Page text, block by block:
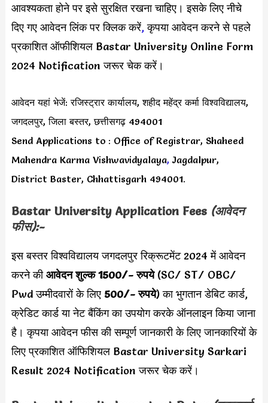
आवश्यकता होने पर इसे सुरक्षित रखना चाहिए। इसके लिए नीचे
दिए गए आवेदन लिंक पर क्लिक करें,कृपया आवेदन करने से पहले
प्रकाशित ऑफीशियल Bastar University Online Form
2024 Notification जरूर चेक करें।
आवेदन यहां भेजें: रजिस्ट्रार कार्यालय, शहीद महेंद्र कर्मा विश्वविद्यालय,
जगदलपुर, जिला बस्तर, छत्तीसगढ़ 494001
Send Applications to : Office of Registrar, Shaheed
Mahendra Karma Vishwavidyalaya, Jagdalpur,
District Baster, Chhattisgarh 494001.
Bastar University Application Fees (आवेदन
फीस):-
इस बस्तर विश्वविद्यालय जगदलपुर रिक्रूटमेंट 2024 में आवेदन
करने कीआवेदन शुल्क 1500/- रुपये(SC/ ST/ OBC/
Pwd उम्मीदवारों के लिए 500/- रुपये) का भुगतान डेबिट कार्ड,
क्रेडिट कार्ड या नेट बैंकिंग का उपयोग करके ऑनलाइन किया जाना
है। कृपया आवेदन फीस की सम्पूर्ण जानकारी के लिए जानकारियों के
लिए प्रकाशित ऑफिशियल Bastar University Sarkari
Result 2024 Notification जरूर चेक करें।